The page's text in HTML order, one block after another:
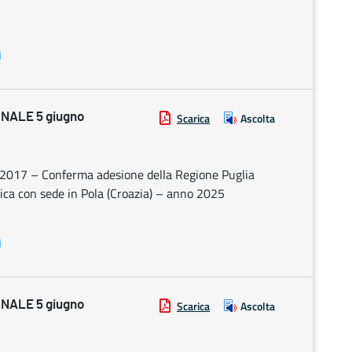
5 giugno Scarica Ascolta
– Conferma adesione della Regione Puglia
con sede in Pola (Croazia) – anno 2025
5 giugno Scarica Ascolta